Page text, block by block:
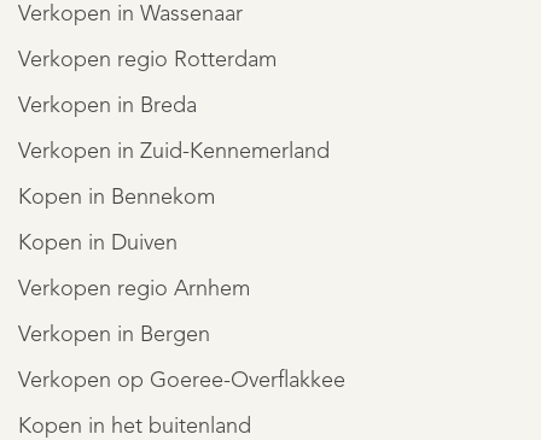
Verkopen in Wassenaar
Verkopen regio Rotterdam
Verkopen in Breda
Verkopen in Zuid-Kennemerland
Kopen in Bennekom
Kopen in Duiven
Verkopen regio Arnhem
Verkopen in Bergen
Verkopen op Goeree-Overflakkee
Kopen in het buitenland